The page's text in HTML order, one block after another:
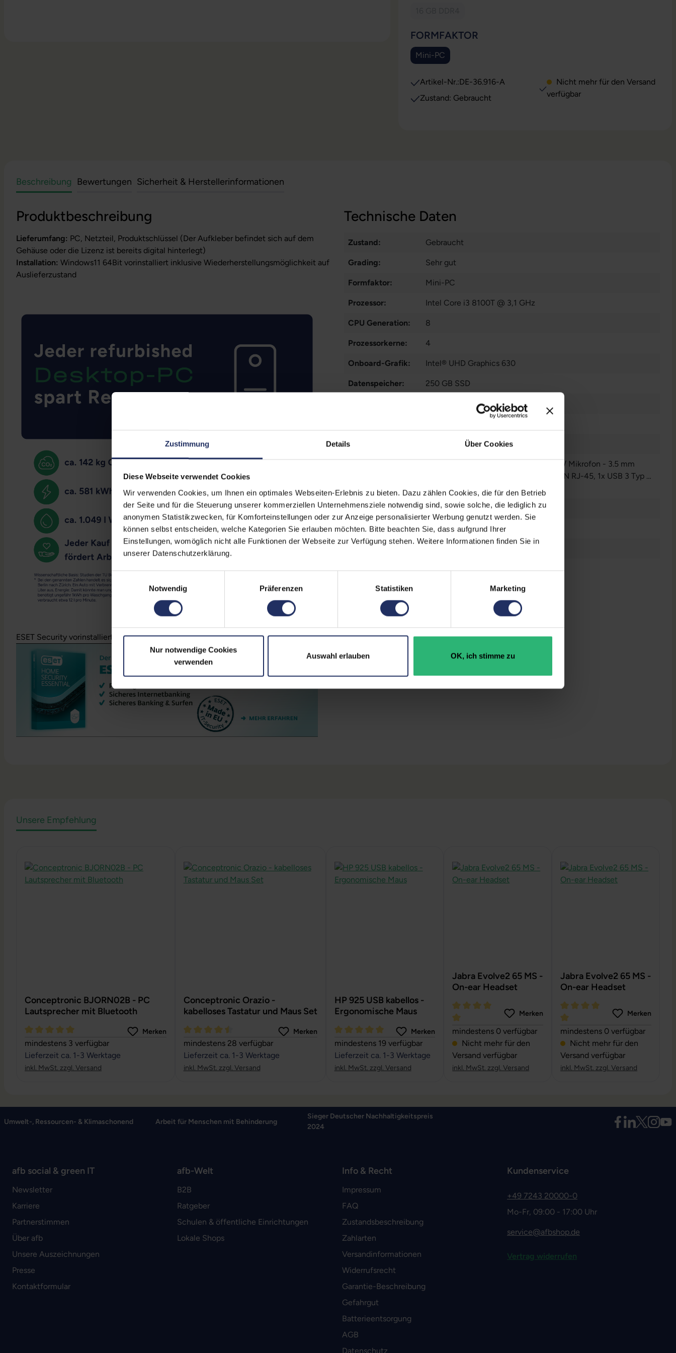
Zustimmung Details Über Cookies
Diese Webseite verwendet Cookies
Wir verwenden Cookies, um Ihnen ein optimales Webseiten-Erlebnis zu bieten. Dazu zählen Cookies, die für den Betrieb
der Seite und für die Steuerung unserer kommerziellen Unternehmensziele notwendig sind, sowie solche, die lediglich zu
anonymen Statistikzwecken, für Komforteinstellungen oder zur Anzeige personalisierter Werbung genutzt werden. Sie
können selbst entscheiden, welche Kategorien Sie erlauben möchten. Bitte beachten Sie, dass aufgrund Ihrer
Einstellungen, womöglich nicht alle Funktionen der Webseite zur Verfügung stehen. Weitere Informationen finden Sie in
unserer Datenschutzerklärung.
Einwilligungsauswahl
Notwendig
Präferenzen Statistiken Marketing
Nur notwendige Cookies
verwenden
Auswahl erlauben OK, ich stimme zu
FORMFAKTOR
Mini-PC
(Diese Option ist zurzeit nicht verfügbar.)
Artikel-Nr.:DE-36.916-A
Zustand: Gebraucht
verfügbar
Beschreibung Bewertungen Sicherheit & Herstellerinformationen
Produktbeschreibung
Lieferumfang: PC, Netzteil, Produktschlüssel (Der Aufkleber befindet sich auf dem
Gehäuse oder die Lizenz ist bereits digital hinterlegt)
Installation: Windows11 64Bit vorinstalliert inklusive Wiederherstellungsmöglichkeit auf
Auslieferzustand
ESET Security vorinstalliert und 1 Jahr gratis inklusive!Mehr Informationen hier.
Technische Daten
Zustand: Gebraucht
Grading: Sehr gut
Formfaktor: Mini-PC
Prozessor: Intel Core i3 8100T @ 3,1 GHz
CPU Generation: 8
Prozessorkerne: 4
Onboard-Grafik: Intel® UHD Graphics 630
Datenspeicher: 250 GB SSD
Betriebssystem: Windows 11 Professional
, 1x Audio / Mikrofon - 3.5 mm
, 1x LAN RJ-45, 1x USB 3 Typ C
5x USB 3 Typ A
Mehr anzeigen
Partnerprogramm: Ja
GTIN/EAN: 4255665757905
Maße (LxBxH):
Gewicht: 1,32 kg
Unsere Empfehlung
Conceptronic BJORN02B - PC
Lautsprecher mit Bluetooth
Durchschnittliche Bewertung von 5 von 5 Sternen
Merken
mindestens 3 verfügbar
Lieferzeit ca. 1-3 Werktage
inkl. MwSt. zzgl. Versand
Conceptronic Orazio -
kabelloses Tastatur und Maus Set
Durchschnittliche Bewertung von 4.6 von 5 Sternen
Merken
mindestens 28 verfügbar
Lieferzeit ca. 1-3 Werktage
inkl. MwSt. zzgl. Versand
HP 925 USB kabellos -
Ergonomische Maus
Durchschnittliche Bewertung von 5 von 5 Sternen
Merken
mindestens 19 verfügbar
Lieferzeit ca. 1-3 Werktage
inkl. MwSt. zzgl. Versand
Jabra Evolve2 65 MS -
On-ear Headset
Durchschnittliche Bewertung von 5 von 5 Sternen
Merken
mindestens 0 verfügbar
Nicht mehr für den
Versand verfügbar
inkl. MwSt. zzgl. Versand
Jabra Evolve2 65 MS -
On-ear Headset
Durchschnittliche Bewertung
Merken
mindestens 0 verfügbar
Nicht mehr für den
Versand verfügbar
inkl. MwSt. zzgl. Versand
Umwelt-, Ressourcen- & Klimaschonend Arbeit für Menschen mit Behinderung
Sieger Deutscher Nachhaltigkeitspreis
2024
afb social & green IT
Newsletter
Karriere
Partnerstimmen
Über afb
Unsere Auszeichnungen
Presse
Kontaktformular
afb-Welt
B2B
Ratgeber
Schulen & öffentliche Einrichtungen
Lokale Shops
Info & Recht
Impressum
FAQ
Zustandsbeschreibung
Zahlarten
Versandinformationen
Widerrufsrecht
Garantie-Beschreibung
Gefahrgut
Batterieentsorgung
AGB
Datenschutz
Kundenservice
+49 7243 20000-0
Mo-Fr, 09:00 - 17:00 Uhr
service@afbshop.de
Vertrag widerrufen